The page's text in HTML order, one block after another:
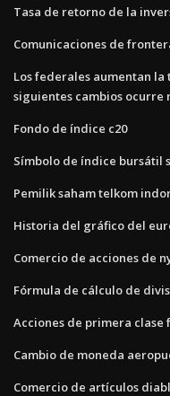
Tasa de retorno de la
Comunicaciones de
Los federales aumentan la
siguientes cambios ocurre
Fondo de índice c20
Símbolo de índice bursátil
Pemilik saham telkom
Historia del gráfico del
Comercio de acciones de
Fórmula de cálculo de
Acciones de primera
Cambio de moneda
Comercio de artículos